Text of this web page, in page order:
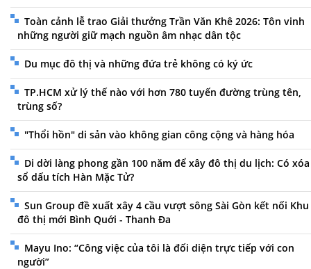
Toàn cảnh lễ trao Giải thưởng Trần Văn Khê 2026: Tôn vinh
những người giữ mạch nguồn âm nhạc dân tộc
Du mục đô thị và những đứa trẻ không có ký ức
TP.HCM xử lý thế nào với hơn 780 tuyến đường trùng tên,
trùng số?
"Thổi hồn" di sản vào không gian công cộng và hàng hóa
Di dời làng phong gần 100 năm để xây đô thị du lịch: Có xóa
sổ dấu tích Hàn Mặc Tử?
Sun Group đề xuất xây 4 cầu vượt sông Sài Gòn kết nối Khu
đô thị mới Bình Quới - Thanh Đa
Mayu Ino: “Công việc của tôi là đối diện trực tiếp với con
người”